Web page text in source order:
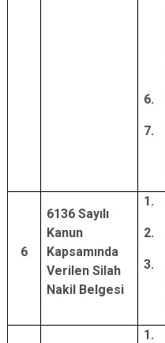
6.
7.
6
6136 Sayılı
Kanun
Kapsamında
Verilen Silah
Nakil Belgesi
1.
2.
3.
1.